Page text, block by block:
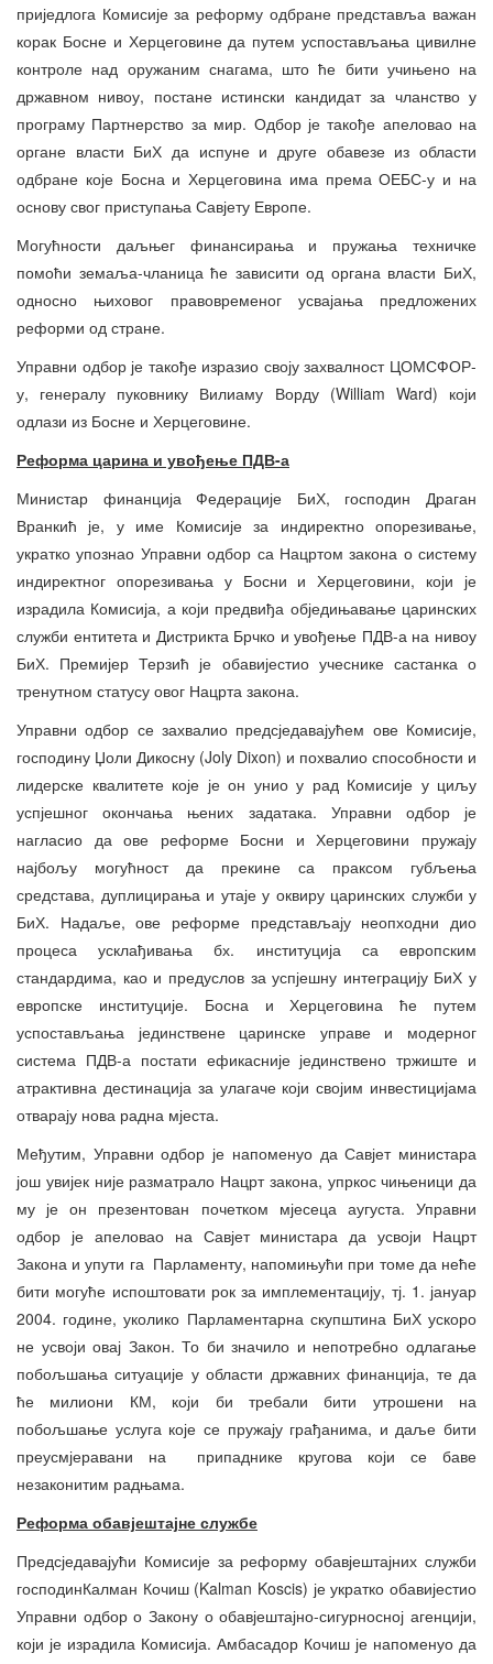
приједлога Комисије за реформу одбране представља важан
корак Босне и Херцеговине да путем успостављања цивилне
контроле над оружаним снагама, што ће бити учињено на
државном нивоу, постане истински кандидат за чланство у
програму Партнерство за мир. Одбор је такође апеловао на
органе власти БиХ да испуне и друге обавезе из области
одбране које Босна и Херцеговина има према ОЕБС-у и на
основу свог приступања Савјету Европе.
Могућности даљњег финансирања и пружања техничке
помоћи земаља-чланица ће зависити од органа власти БиХ,
односно њиховог правовременог усвајања предложених
реформи од стране.
Управни одбор је такође изразио своју захвалност ЦОМСФОР-
у, генералу пуковнику Вилиаму Ворду (William Ward) који
одлази из Босне и Херцеговине.
Реформа царина и увођење ПДВ-а
Министар финанција Федерације БиХ, господин Драган
Вранкић је, у име Комисије за индиректно опорезивање,
укратко упознао Управни одбор са Нацртом закона о систему
индиректног опорезивања у Босни и Херцеговини, који је
израдила Комисија, а који предвиђа обједињавање царинских
служби ентитета и Дистрикта Брчко и увођење ПДВ-а на нивоу
БиХ. Премијер Терзић је обавијестио учеснике састанка о
тренутном статусу овог Нацрта закона.
Управни одбор се захвалио предсједавајућем ове Комисије,
господину Џоли Дикосну (Joly Dixon) и похвалио способности и
лидерске квалитете које је он унио у рад Комисије у циљу
успјешног окончања њених задатака. Управни одбор је
нагласио да ове реформе Босни и Херцеговини пружају
најбољу могућност да прекине са праксом губљења
средстава, дуплицирања и утаје у оквиру царинских служби у
БиХ. Надаље, ове реформе представљају неопходни дио
процеса усклађивања бх. институција са европским
стандардима, као и предуслов за успјешну интеграцију БиХ у
европске институције. Босна и Херцеговина ће путем
успостављања јединствене царинске управе и модерног
система ПДВ-а постати ефикасније јединствено тржиште и
атрактивна дестинација за улагаче који својим инвестицијама
отварају нова радна мјеста.
Међутим, Управни одбор је напоменуо да Савјет министара
још увијек није разматрало Нацрт закона, упркос чињеници да
му је он презентован почетком мјесеца аугуста. Управни
одбор је апеловао на Савјет министара да усвоји Нацрт
Закона и упути га Парламенту, напомињући при томе да неће
бити могуће испоштовати рок за имплементацију, тј. 1. јануар
2004. године, уколико Парламентарна скупштина БиХ ускоро
не усвоји овај Закон. То би значило и непотребно одлагање
побољшања ситуације у области државних финанција, те да
ће милиони КМ, који би требали бити утрошени на
побољшање услуга које се пружају грађанима, и даље бити
преусмјеравани на припаднике кругова који се баве
незаконитим радњама.
Реформа обавјештајне службе
Предсједавајући Комисије за реформу обавјештајних служби
господинКалман Кочиш (Kalman Koscis) је укратко обавијестио
Управни одбор о Закону о обавјештајно-сигурносној агенцији,
који је израдила Комисија. Амбасадор Кочиш је напоменуо да